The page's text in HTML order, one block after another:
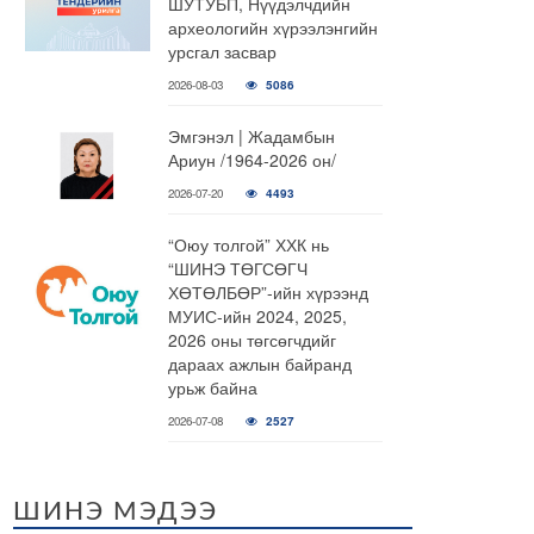
археологийн хүрээлэнгийн
урсгал засвар
2026-08-03 5086
Эмгэнэл | Жадамбын
Ариун /1964-2026 он/
2026-07-20 4493
“Оюу толгой” ХХК нь
“ШИНЭ ТӨГСӨГЧ
ХӨТӨЛБӨР”-ийн хүрээнд
МУИС-ийн 2024, 2025,
2026 оны төгсөгчдийг
дараах ажлын байранд
урьж байна
2026-07-08 2527
ШИНЭ МЭДЭЭ